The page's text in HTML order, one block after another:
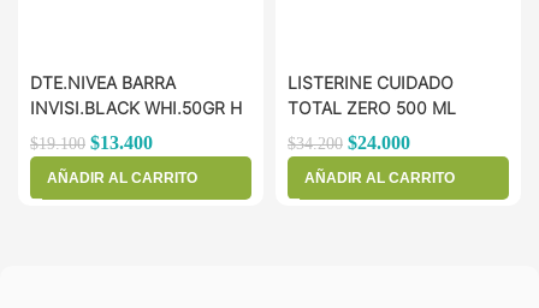
DTE.NIVEA BARRA
INVISI.BLACK WHI.50GR H
$19.100 $13.400
AÑADIR AL CARRITO
LISTERINE CUIDADO
TOTAL ZERO 500 ML
$34.200 $24.000
AÑADIR AL CARRITO